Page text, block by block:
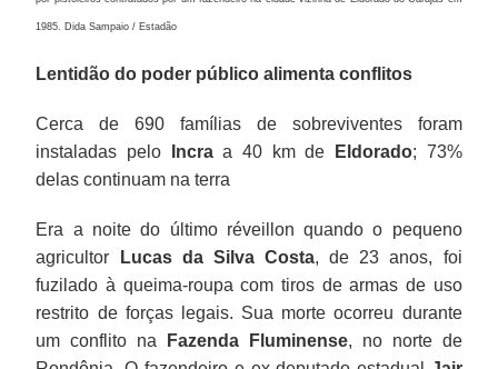
1985. Dida Sampaio / Estadão
Lentidão do poder público alimenta conflitos
Cerca de 690 famílias de sobreviventes foram
instaladas pelo
Incraa 40 km de Eldorado; 73%
delas continuam na terra
Era a noite do último réveillon quando o pequeno
agricultor
Lucas da Silva Costa, de 23 anos, foi
fuzilado à queima-roupa com tiros de armas de uso
restrito de forças legais. Sua morte ocorreu durante
um conflito na
Fazenda Fluminense, no norte de